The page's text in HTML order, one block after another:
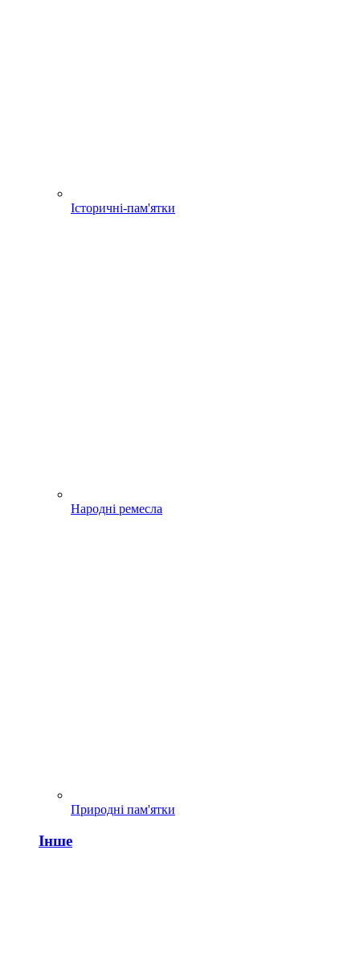
Історичні-пам'ятки
Народні ремесла
Природні пам'ятки
Інше